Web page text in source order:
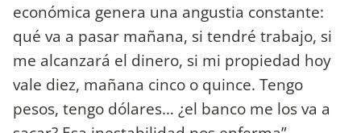
económica genera una angustia constante:
qué va a pasar mañana, si tendré trabajo, si
me alcanzará el dinero, si mi propiedad hoy
vale diez, mañana cinco o quince. Tengo
pesos, tengo dólares… ¿el banco me los va a